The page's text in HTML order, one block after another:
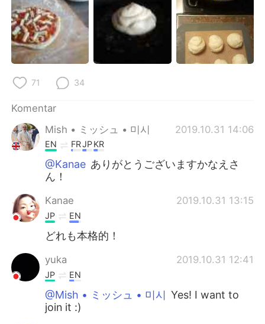
71 34
Komentar
Mish • ミッシュ • 미시
2019.10.31 14:06
EN FRJPKR
@Kanae ありがとうございますかなえさ
ん！
Kanae 2019.10.31 13:15
JP EN
どれも本格的！
yuka 2019.10.31 12:41
JP EN
@Mish • ミッシュ • 미시 Yes! I want to
join it :)